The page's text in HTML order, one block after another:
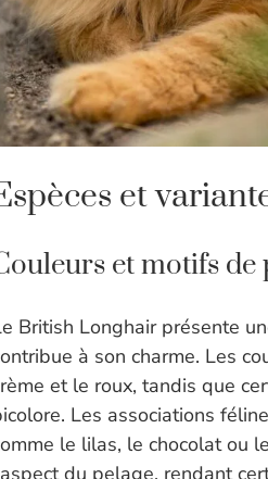
et
et motifs de
British Longhair présente
à son charme. Les
et le roux, tandis que
Les associations
le lilas, le chocolat ou
du pelage, rendant